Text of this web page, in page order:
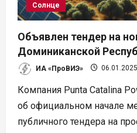
Солнце
Объявлен тендер на
Доминиканской
ИА «ПроВИЭ» 06.01.2025
Компания Punta Catalina
об официальном начале
публичного тендера на